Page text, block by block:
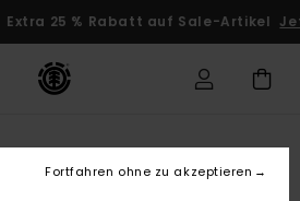
25 % Rabatt auf Sale-Artikel
Fortfahren ohne zu akzeptieren